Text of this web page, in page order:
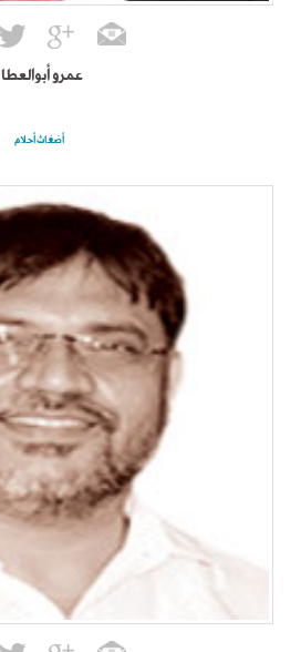
عمرو أبوالعطا
أضغاث أحلام